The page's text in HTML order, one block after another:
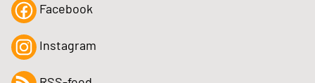
Facebook
Instagram